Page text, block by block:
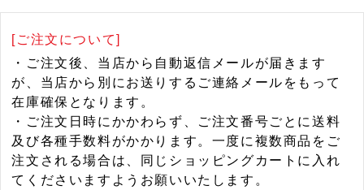
[ご注文について]
・ご注文後、当店から自動返信メールが届きます
が、当店から別にお送りするご連絡メールをもって
在庫確保となります。
・ご注文日時にかかわらず、ご注文番号ごとに送料
及び各種手数料がかかります。一度に複数商品をご
注文される場合は、同じショッピングカートに入れ
てくださいますようお願いいたします。